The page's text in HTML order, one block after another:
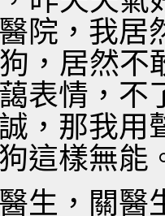
院，我居
，居然不
表情，不
，那我用
這樣無能
生，關醫